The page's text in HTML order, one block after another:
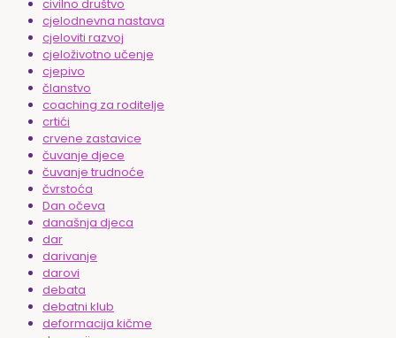
civilno društvo
cjelodnevna nastava
cjeloviti razvoj
cjeloživotno učenje
cjepivo
članstvo
coaching za roditelje
crtići
crvene zastavice
čuvanje djece
čuvanje trudnoće
čvrstoća
Dan očeva
današnja djeca
dar
darivanje
darovi
debata
debatni klub
deformacija kičme